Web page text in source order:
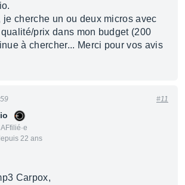
je cherche un ou deux micros avec
prix dans mon budget (200
à chercher... Merci pour vos avis
22 ans
#11
Carpox,